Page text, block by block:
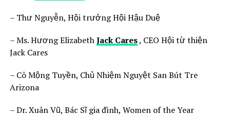
– Thư Nguyễn, Hội trưởng Hội Hậu Duệ
– Ms. Hương ElizabethJack Cares, CEO Hội từ thiện
Jack Cares
– Cô Mộng Tuyền, Chủ Nhiệm Nguyệt San Bút Tre
Arizona
– Dr. Xuân Vũ, Bác Sĩ gia đình, Women of the Year